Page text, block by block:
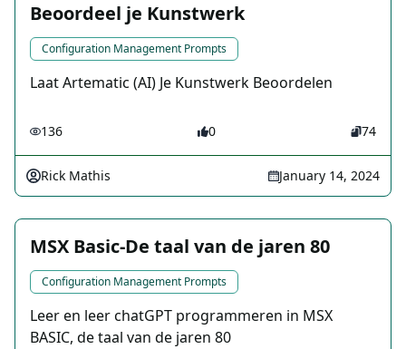
Beoordeel je Kunstwerk
Configuration Management Prompts
Laat Artematic (AI) Je Kunstwerk Beoordelen
136 0 74
Rick Mathis January 14, 2024
MSX Basic-De taal van de jaren 80
Configuration Management Prompts
Leer en leer chatGPT programmeren in MSX
BASIC, de taal van de jaren 80